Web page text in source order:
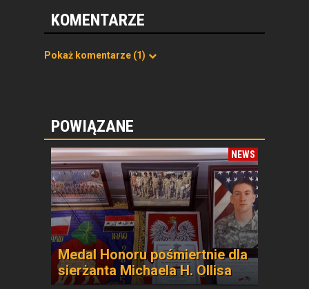
KOMENTARZE
Pokaż komentarze (1)
POWIĄZANE
NEWS
Medal Honoru pośmiertnie dla
sierżanta Michaela H. Ollisa